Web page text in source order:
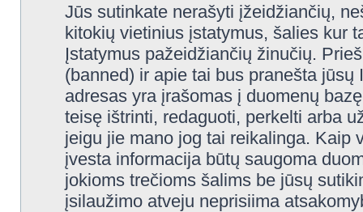
Jūs sutinkate nerašyti įžeidžiančių,
kitokių vietinius įstatymus, šalies kur
Įstatymus pažeidžiančių žinučių.
(banned) ir apie tai bus pranešta
adresas yra įrašomas į duomenų
teisę ištrinti, redaguoti, perkelti arba
jeigu jie mano jog tai reikalinga. Kaip
įvesta informacija būtų saugoma
jokioms trečioms šalims be jūsų
įsilaužimo atveju neprisiima